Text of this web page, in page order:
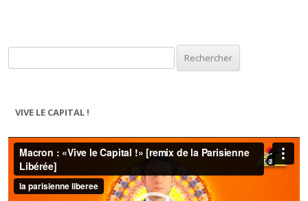
VIVE LE CAPITAL !
Lecteur
vidéo